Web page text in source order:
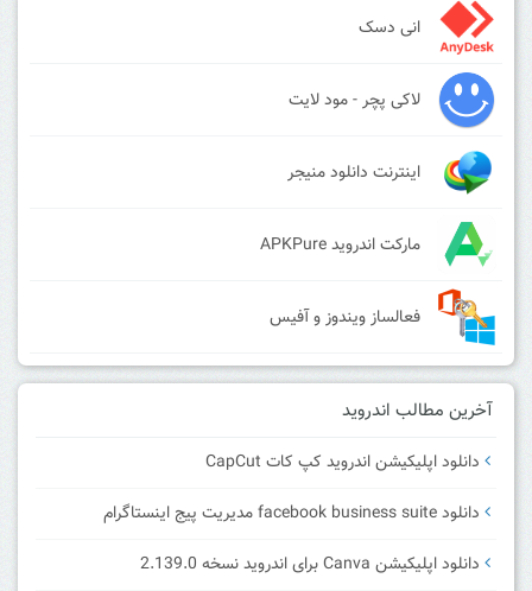
انی دسک
لاکی پچر - مود لایت
اینترنت دانلود منیجر
مارکت اندروید APKPure
فعالساز ویندوز و آفیس
آخرین مطالب اندروید
دانلود اپلیکیشن اندروید کپ کات CapCut
دانلود facebook business suite مدیریت پیج اینستاگرام
دانلود اپلیکیشن Canva برای اندروید نسخه 2.139.0